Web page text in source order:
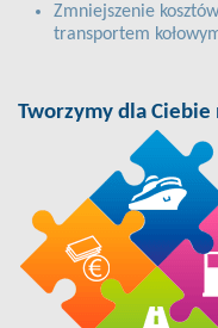
Zmniejszenie
transportem
Tworzymy dla